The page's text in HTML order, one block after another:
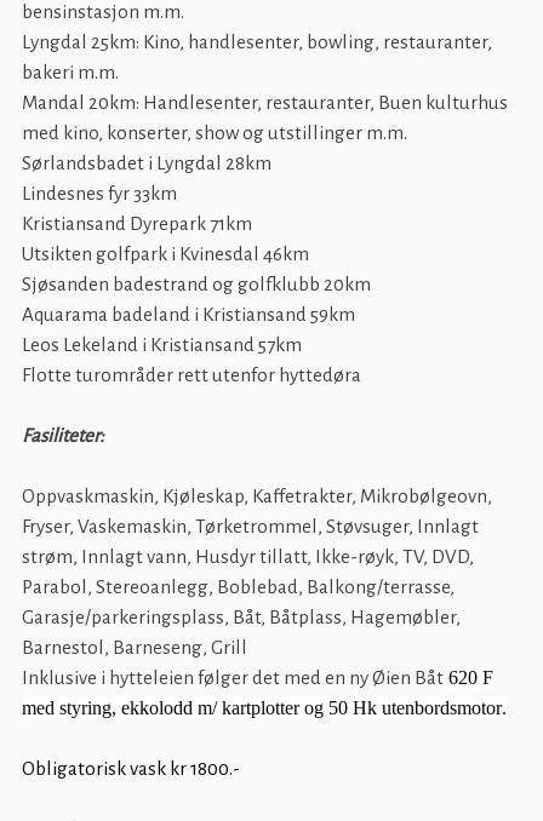
bensinstasjon m.m.
Lyngdal 25km: Kino, handlesenter, bowling, restauranter,
bakeri m.m.
Mandal 20km: Handlesenter, restauranter, Buen kulturhus
med kino, konserter, show og utstillinger m.m.
Sørlandsbadet i Lyngdal 28km
Lindesnes fyr 33km
Kristiansand Dyrepark 71km
Utsikten golfpark i Kvinesdal 46km
Sjøsanden badestrand og golfklubb 20km
Aquarama badeland i Kristiansand 59km
Leos Lekeland i Kristiansand 57km
Flotte turområder rett utenfor hyttedøra
Fasiliteter:
Oppvaskmaskin, Kjøleskap, Kaffetrakter, Mikrobølgeovn,
Fryser, Vaskemaskin, Tørketrommel, Støvsuger, Innlagt
strøm, Innlagt vann, Husdyr tillatt, Ikke-røyk, TV, DVD,
Parabol, Stereoanlegg, Boblebad, Balkong/terrasse,
Garasje/parkeringsplass, Båt, Båtplass, Hagemøbler,
Barnestol, Barneseng, Grill
Inklusive i hytteleien følger det med en ny Øien Båt 620 F
med styring, ekkolodd m/ kartplotter og 50 Hk utenbordsmotor.
Obligatorisk vask kr 1800.-